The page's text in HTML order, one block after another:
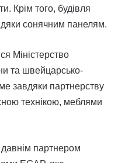
Крім того, будівля
сонячним панелям.
Міністерство
та швейцарсько-
завдяки партнерству
технікою, меблями
давнім партнером